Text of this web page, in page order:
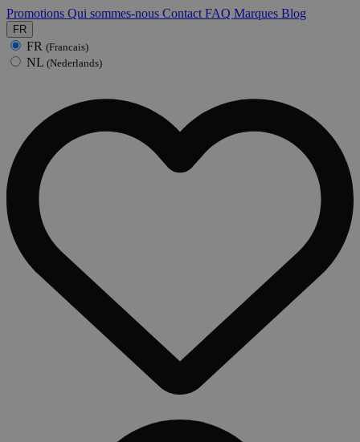
Promotions Qui sommes-nous Contact FAQ Marques Blog
FR
FR (Francais)
NL (Nederlands)